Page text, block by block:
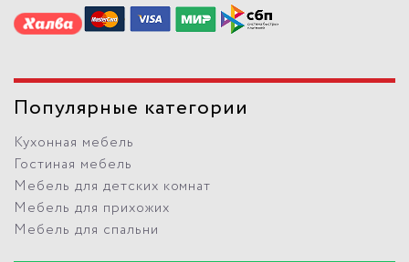
Популярные категории
Кухонная мебель
Гостиная мебель
Мебель для детских комнат
Мебель для прихожих
Мебель для спальни